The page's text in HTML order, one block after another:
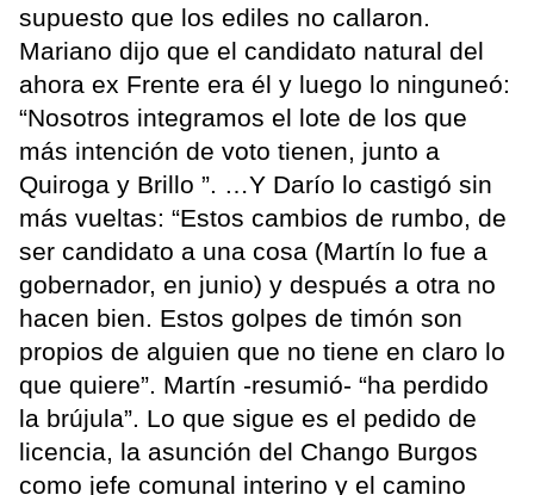
supuesto que los ediles no callaron.
Mariano dijo que el candidato natural del
ahora ex Frente era él y luego lo ninguneó:
“Nosotros integramos el lote de los que
más intención de voto tienen, junto a
Quiroga y Brillo ”. …Y Darío lo castigó sin
más vueltas: “Estos cambios de rumbo, de
ser candidato a una cosa (Martín lo fue a
gobernador, en junio) y después a otra no
hacen bien. Estos golpes de timón son
propios de alguien que no tiene en claro lo
que quiere”. Martín -resumió- “ha perdido
la brújula”. Lo que sigue es el pedido de
licencia, la asunción del Chango Burgos
como jefe comunal interino y el camino